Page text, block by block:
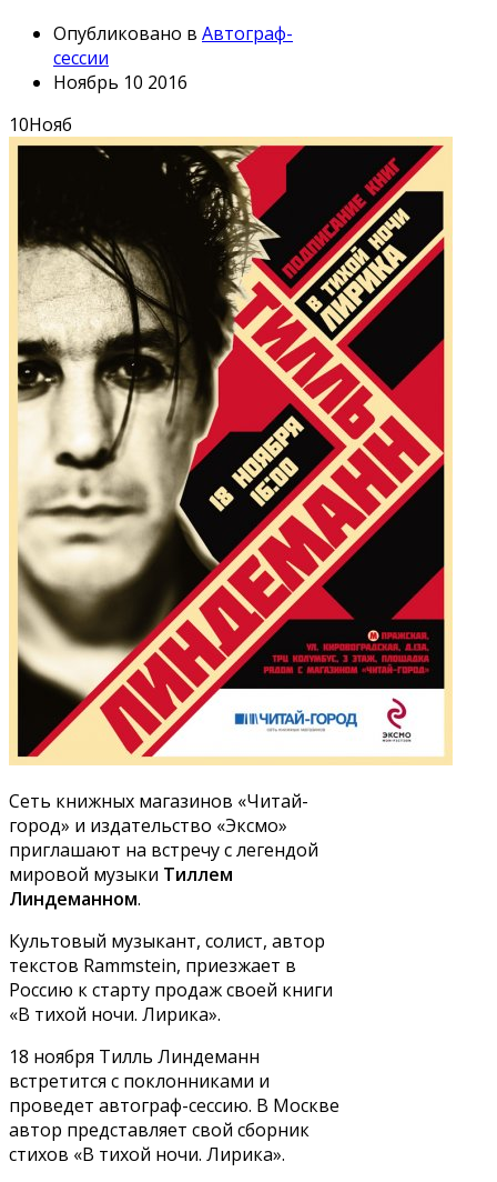
Опубликовано в Автограф-
сессии
Ноябрь 10 2016
10Нояб
Сеть книжных магазинов «Читай-
город» и издательство «Эксмо»
приглашают на встречу с легендой
мировой музыки Тиллем
Линдеманном.
Культовый музыкант, солист, автор
текстов Rammstein, приезжает в
Россию к старту продаж своей книги
«В тихой ночи. Лирика».
18 ноября Тилль Линдеманн
встретится с поклонниками и
проведет автограф-сессию. В Москве
автор представляет свой сборник
стихов «В тихой ночи. Лирика».